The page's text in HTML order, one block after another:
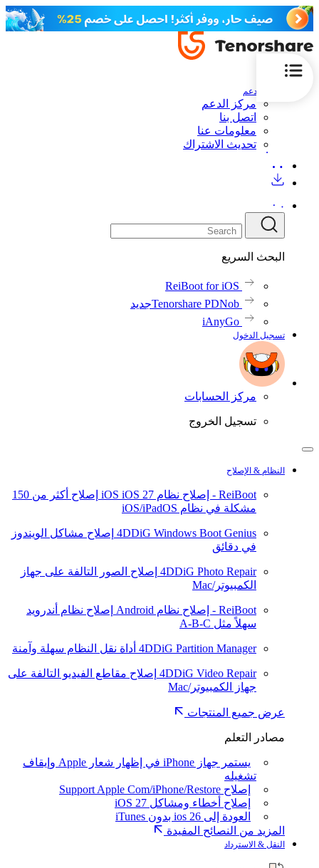
الدعم
مركز الدعم
اتصل بنا
معلومات عنا
تحديث الاشتراك
البحث السريع
ReiBoot for iOS
Tenorshare PDNobجديد
iAnyGo
تسجيل الدخول
مركز الحسابات
تسجيل الخروج
النظام & الإصلاح
ReiBoot - إصلاح نظام iOS iOS 27
إصلاح أكثر من 150
مشكلة في نظام iOS/iPadOS
4DDiG Windows Boot Genius إصلاح مشاكل الويندوز
في دقائق
4DDiG Photo Repair إصلاح الصور التالفة على جهاز
الكمبيوتر/Mac
ReiBoot - إصلاح نظام Android
إصلاح نظام أندرويد
سهلاً مثل A-B-C
4DDiG Partition Manager أداة نقل النظام سهلة وآمنة
4DDiG Video Repair إصلاح مقاطع الفيديو التالفة على
جهاز الكمبيوتر/Mac
عرض جميع المنتجات
مصادر التعلم
يستمر جهاز iPhone في إظهار شعار Apple وإيقاف
تشغيله
إصلاح Support Apple Com/iPhone/Restore
إصلاح أخطاء ومشاكل iOS 27
العودة إلى ios 26 بدون iTunes
المزيد من النصائح المفيدة
النقل & الاسترداد